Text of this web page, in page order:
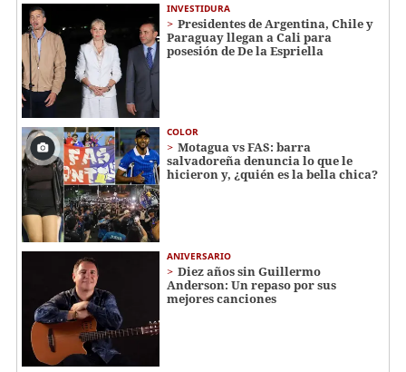
INVESTIDURA
Presidentes de Argentina, Chile y
Paraguay llegan a Cali para
posesión de De la Espriella
COLOR
Motagua vs FAS: barra
salvadoreña denuncia lo que le
hicieron y, ¿quién es la bella chica?
ANIVERSARIO
Diez años sin Guillermo
Anderson: Un repaso por sus
mejores canciones